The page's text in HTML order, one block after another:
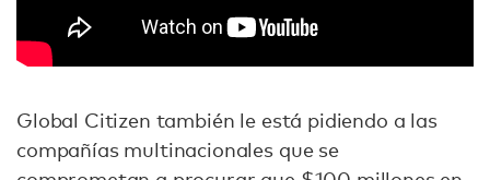
Global Citizen también le está pidiendo a las
compañías multinacionales que se